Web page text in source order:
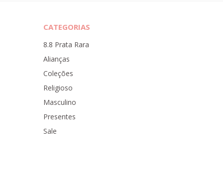
CATEGORIAS
8.8 Prata Rara
Alianças
Coleções
Religioso
Masculino
Presentes
Sale